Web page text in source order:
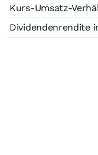
Kurs-Umsatz-
Dividendenrendite